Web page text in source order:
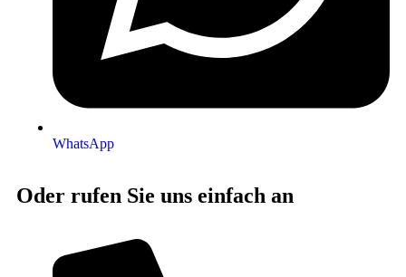
WhatsApp
Oder rufen Sie uns einfach an